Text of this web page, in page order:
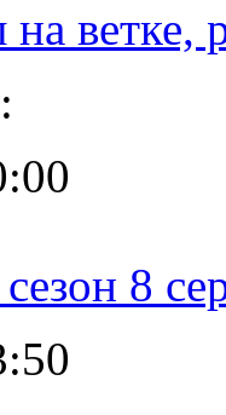
на
8